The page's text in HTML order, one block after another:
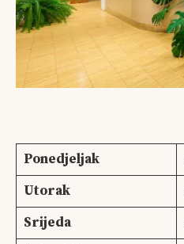
Ponedjeljak
Utorak
Srijeda